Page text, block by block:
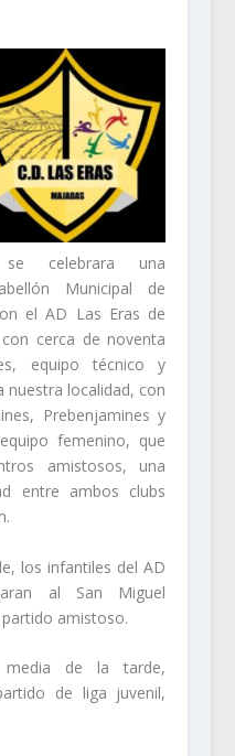
celebrara una
Municipal de
el AD Las Eras de
cerca de noventa
equipo técnico y
nuestra localidad, con
Prebenjamines y
femenino, que
amistosos, una
entre ambos clubs
los infantiles del AD
al San Miguel
amistoso.
de la tarde,
de liga juvenil,